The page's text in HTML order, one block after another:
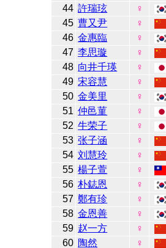
44 許瑞玹 ♀
45 曹又尹 ♀
46 金惠臨 ♀
47 李思璇 ♀
48 向井千瑛 ♀
49 宋容慧 ♀
50 金美里 ♀
51 仲邑菫 ♀
52 牛荣子 ♀
53 张子涵 ♀
54 刘慧玲 ♀
55 楊子萱 ♀
56 朴鋕恩 ♀
57 鄭有珍 ♀
58 金恩善 ♀
59 赵一方 ♀
60 陶然 ♀